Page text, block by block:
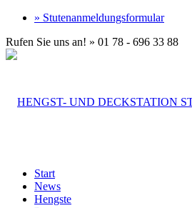
» Stutenanmeldungsformular
Rufen Sie uns an! » 01 78 - 696 33 88
Start
News
Hengste